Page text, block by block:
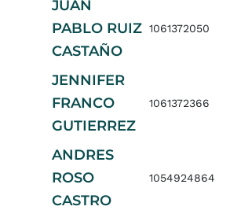
JUAN
PABLO RUIZ
CASTAÑO
1061372050
JENNIFER
FRANCO
GUTIERREZ
1061372366
ANDRES
ROSO
CASTRO
1054924864